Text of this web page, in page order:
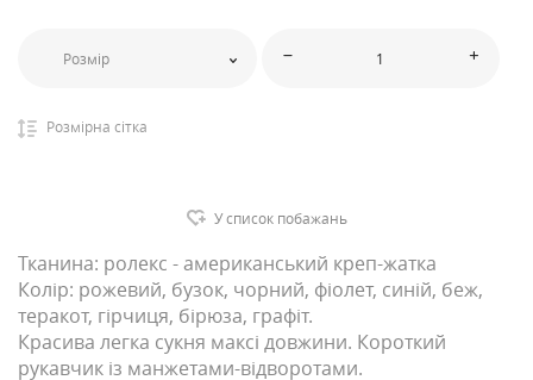
Розмір
Розмірна сітка
У список побажань
Тканина: ролекс - американський креп-жатка
Колір: рожевий, бузок, чорний, фіолет, синій, беж,
теракот, гірчиця, бірюза, графіт.
Красива легка сукня максі довжини. Короткий
рукавчик із манжетами-відворотами.